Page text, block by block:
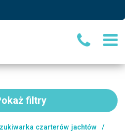
filtry
czarterów jachtów
/